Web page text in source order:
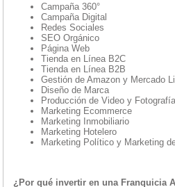
Campaña 360°
Campaña Digital
Redes Sociales
SEO Orgánico
Página Web
Tienda en Línea B2C
Tienda en Línea B2B
Gestión de Amazon y Mercado
Diseño de Marca
Producción de Video y Fotografía
Marketing Ecommerce
Marketing Inmobiliario
Marketing Hotelero
Marketing Político y Marketing
¿Por qué invertir en una Franquicia